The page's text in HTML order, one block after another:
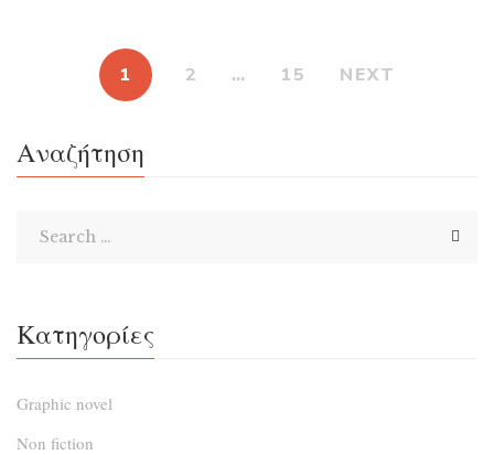
σώνει πρέπει να ξέρουμε σε ποιους αναφέρονται οι οδοί
της πρωτεύουσας; Τι συνέβη στον οδηγό και αποφάσισε
την αλλαγή του χαρακτήρα του;
1 2 … 15 NEXT
Αναζήτηση
Κατηγορίες
Graphic novel
Non fiction